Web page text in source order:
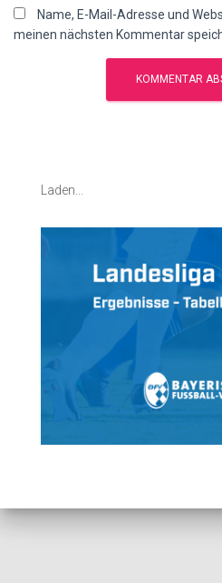
Name, E-Mail-Adresse und
meinen nächsten Kommentar
Laden...